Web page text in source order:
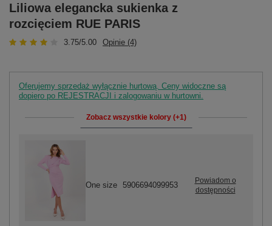
Liliowa elegancka sukienka z
rozcięciem RUE PARIS
3.75/5.00 Opinie (4)
Oferujemy sprzedaż wyłącznie hurtową. Ceny widoczne są
dopiero po REJESTRACJI i zalogowaniu w hurtowni.
Zobacz wszystkie kolory (+1)
One size 5906694099953
Powiadom o
dostępności